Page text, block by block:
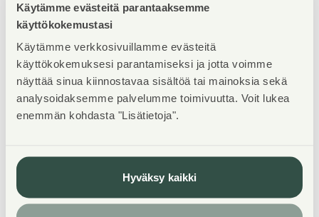
Käytämme evästeitä parantaaksemme
käyttökokemustasi
Käytämme verkkosivuillamme evästeitä
käyttökokemuksesi parantamiseksi ja jotta voimme
näyttää sinua kiinnostavaa sisältöä tai mainoksia sekä
analysoidaksemme palvelumme toimivuutta. Voit lukea
enemmän kohdasta "Lisätietoja".
Hyväksy kaikki
poissaolon aikana on hyvä käydä laskemassa
vettä viemäreihin, tarkistaa posti ja varmistaa
muutenkin, että kotona on kaikki kunnossa.
Anna vara-avainsuoraan luotetulle läheisellesi
turvaan sen sijaan, että kätkisit sen ulko-oven
läheisyyteen – varkaat tietävät kaikki
Lukitse kaikki ovet ja ikkunat.
***